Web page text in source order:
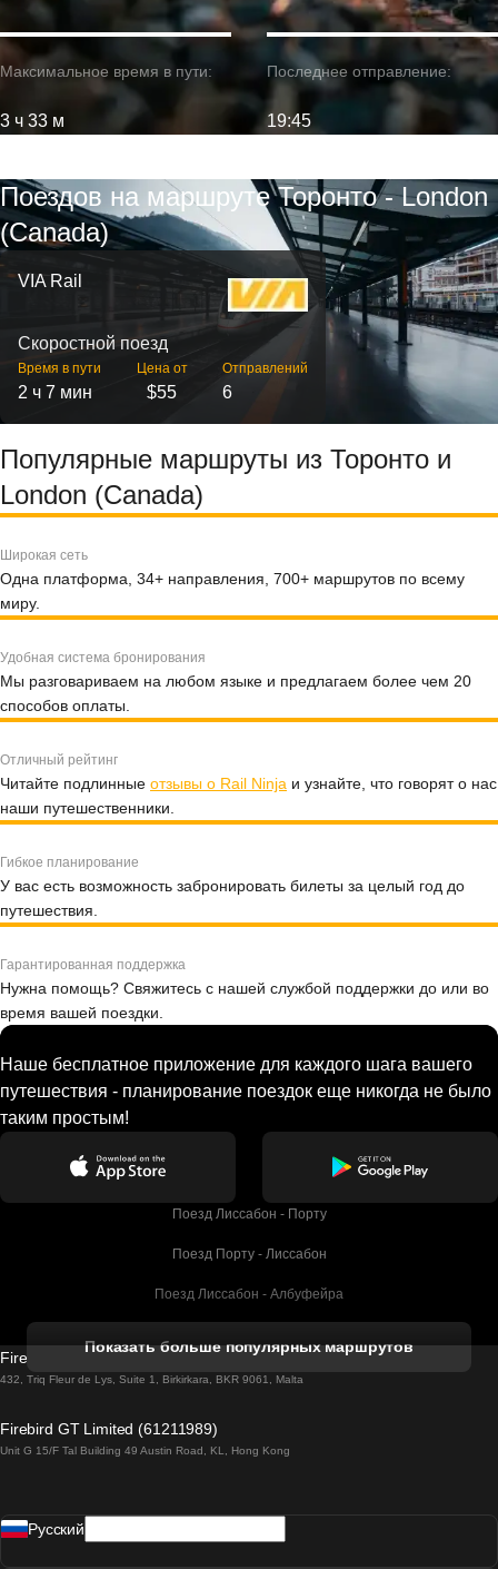
Максимальное время в пути:
3 ч 33 м
Последнее отправление:
19:45
Поездов на маршруте Торонто - London
(Canada)
VIA Rail
Скоростной поезд
Время в пути
2 ч 7 мин
Цена от
$55
Отправлений
6
Популярные маршруты из Торонто и
London (Canada)
Широкая сеть
Одна платформа, 34+ направления, 700+ маршрутов по всему
миру.
Удобная система бронирования
Мы разговариваем на любом языке и предлагаем более чем 20
способов оплаты.
Отличный рейтинг
Читайте подлинные отзывы о Rail Ninja и узнайте, что говорят о нас
наши путешественники.
Гибкое планирование
У вас есть возможность забронировать билеты за целый год до
путешествия.
Гарантированная поддержка
Нужна помощь? Свяжитесь с нашей службой поддержки до или во
время вашей поездки.
Наше бесплатное приложение для каждого шага вашего
путешествия - планирование поездок еще никогда не было
таким простым!
Поезд Лиссабон - Порту
Поезд Порту - Лиссабон
Поезд Лиссабон - Албуфейра
Поезд Лиссабон - Лагос
Поезд Лиссабон - Мадрид
Показать больше популярных маршрутов
Firebird GT Limited (OC 1451)
432, Triq Fleur de Lys, Suite 1, Birkirkara, BKR 9061, Malta
Firebird GT Limited (61211989)
Unit G 15/F Tal Building 49 Austin Road, KL, Hong Kong
Pусский